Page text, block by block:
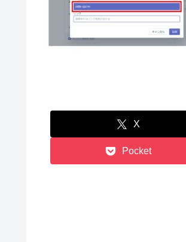
X
Pocket